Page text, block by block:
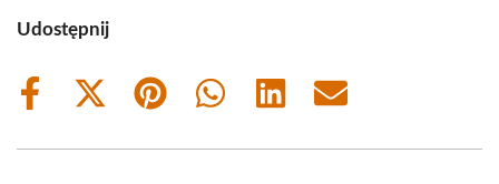
Udostępnij
Share
Share
(Twitter)
Share
Share
Share
Share